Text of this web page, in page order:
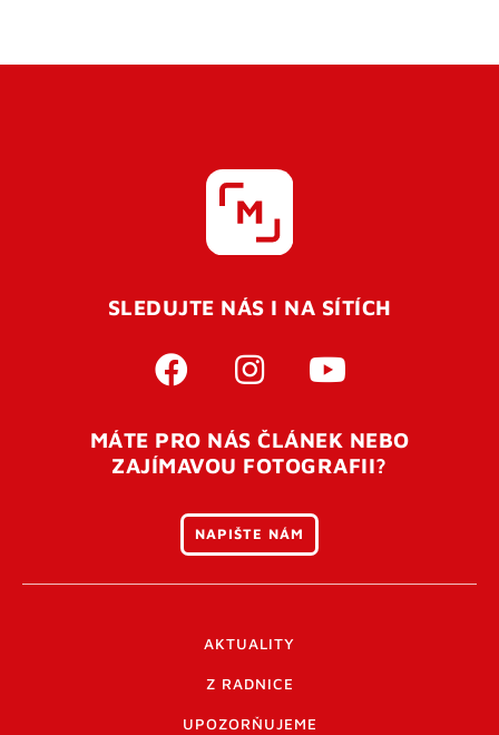
SLEDUJTE NÁS I NA SÍTÍCH
MÁTE PRO NÁS ČLÁNEK NEBO
ZAJÍMAVOU FOTOGRAFII?
NAPIŠTE NÁM
AKTUALITY
Z RADNICE
UPOZORŇUJEME